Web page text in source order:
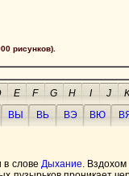
рисунков).
E F G H I J
ВЫ ВЬ ВЭ ВЮ
в словеДыхание.